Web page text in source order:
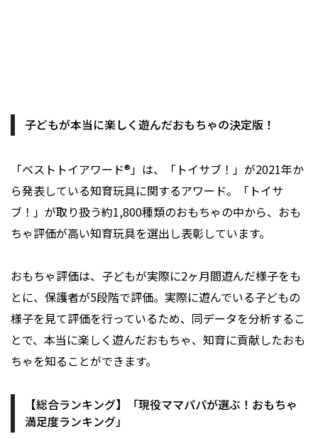
子どもが本当に楽しく遊んだおもちゃの決定版！
「ベストトイアワード®」は、「トイサブ！」が2021年か
ら発表している知育玩具に関するアワード。「トイサ
ブ！」が取り扱う約1,800種類のおもちゃの中から、おも
ちゃ評価が高い知育玩具を選出し表彰しています。
おもちゃ評価は、子どもが実際に2ヶ月間遊んだ様子をも
とに、保護者が5段階で評価。実際に遊んでいる子どもの
様子を見て評価を行っているため、同データを分析するこ
とで、本当に楽しく遊んだおもちゃ、知育に貢献したおも
ちゃを知ることができます。
【総合ランキング】「現役ママパパが選ぶ！おもちゃ
満足度ランキング」